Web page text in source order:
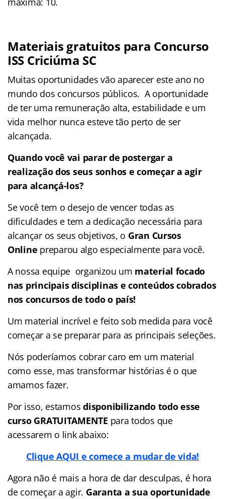
Materiais gratuitos para Concurso
ISS Criciúma SC
Muitas oportunidades vão aparecer este ano no
mundo dos concursos públicos. A oportunidade
de ter uma remuneração alta, estabilidade e um
vida melhor nunca esteve tão perto de ser
alcançada.
Quando você vai parar de postergar a
realização dos seus sonhos e começar a agir
para alcançá-los?
Se você tem o desejo de vencer todas as
dificuldades e tem a dedicação necessária para
alcançar os seus objetivos, o Gran Cursos
Online preparou algo especialmente para você.
A nossa equipe organizou um material focado
nas principais disciplinas e conteúdos cobrados
nos concursos de todo o país!
Um material incrível e feito sob medida para você
começar a se preparar para as principais seleções.
Nós poderíamos cobrar caro em um material
como esse, mas transformar histórias é o que
amamos fazer.
Por isso, estamos disponibilizando todo esse
curso GRATUITAMENTE para todos que
acessarem o link abaixo:
Clique AQUI e comece a mudar de vida!
Agora não é mais a hora de dar desculpas, é hora
de começar a agir. Garanta a sua oportunidade